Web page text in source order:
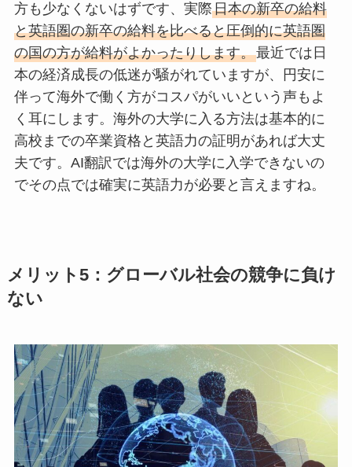
方も少なくないはずです、実際日本の新卒の給料
と英語圏の新卒の給料を比べると圧倒的に英語圏
の国の方が給料がよかったりします。最近では日
本の経済成長の低迷が騒がれていますが、円安に
伴って海外で働く方がコスパがいいという声もよ
く耳にします。海外の大学に入る方法は基本的に
高校までの卒業資格と英語力の証明があれば大丈
夫です。AI翻訳では海外の大学に入学できないの
でその点では確実に英語力が必要と言えますね。
メリット5：グローバル社会の競争に負け
ない